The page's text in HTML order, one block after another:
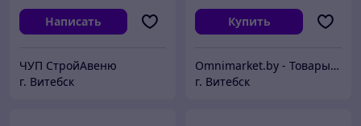
Написать
ЧУП СтройАвеню
г. Витебск
Купить
Omnimarket.by - Товары для дома и стройки с доставкой по Беларуси
г. Витебск